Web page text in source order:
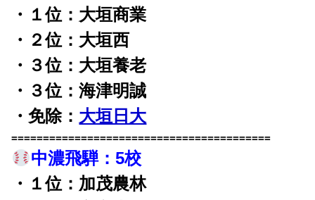
・１位：大垣商業
・２位：大垣西
・３位：大垣養老
・３位：海津明誠
・免除： 大垣日大
=========================================
中濃飛騨：5校
・１位：加茂農林